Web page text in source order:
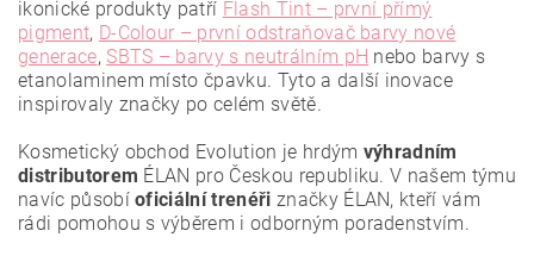
Vložením hodnocení souhlasíte sezásadami ochrany
osobních údajů.
ikonické produkty patří Flash Tint – první přímý
pigment, D-Colour – první odstraňovač barvy nové
generace, SBTS – barvy s neutrálním pH nebo barvy s
etanolaminem místo čpavku. Tyto a další inovace
inspirovaly značky po celém světě.
Kosmetický obchod Evolution je hrdým výhradním
distributorem ÉLAN pro Českou republiku. V našem týmu
navíc působíoficiální trenéři značky ÉLAN, kteří vám
rádi pomohou s výběrem i odborným poradenstvím.